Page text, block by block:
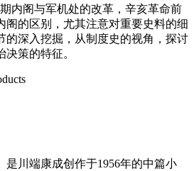
内阁与军机处的改革，辛亥革命前
阁的区别，尤其注意对重要史料的细
的深入挖掘，从制度史的视角，探讨
决策的特征。
是川端康成创作于1956年的中篇小